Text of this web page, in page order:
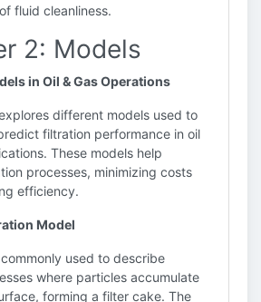
fluid cleanliness.
2: Models
in Oil & Gas Operations
different models used to
filtration performance in oil
These models help
processes, minimizing costs
efficiency.
Model
used to describe
where particles accumulate
forming a filter cake. The